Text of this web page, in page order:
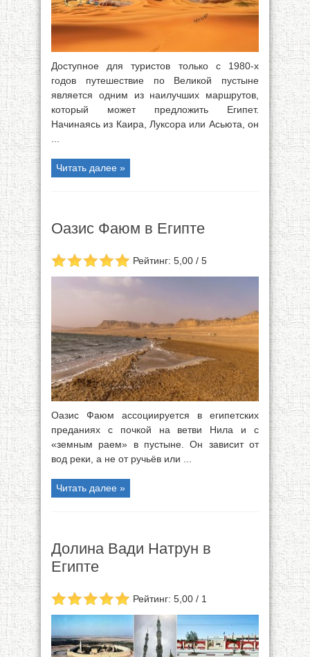
Доступное для туристов только с 1980-х
годов путешествие по Великой пустыне
является одним из наилучших маршрутов,
который может предложить Египет.
Начинаясь из Каира, Луксора или Асьюта, он
Читать далее »
Оазис Фаюм в Египте
Рейтинг: 5,00 / 5
Оазис Фаюм ассоциируется в египетских
преданиях с почкой на ветви Нила и с
«земным раем» в пустыне. Он зависит от
вод реки, а не от ручьёв или ...
Читать далее »
Долина Вади Натрун в
Египте
Рейтинг: 5,00 / 1